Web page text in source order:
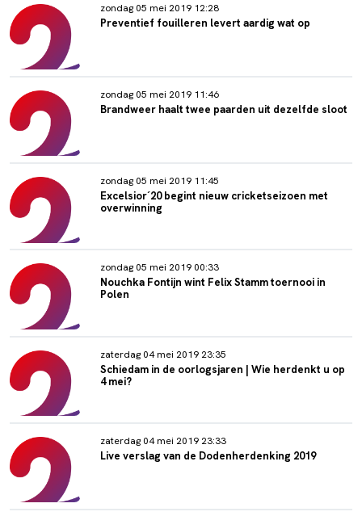
zondag 05 mei 2019 12:28
Preventief fouilleren levert aardig wat op
zondag 05 mei 2019 11:46
Brandweer haalt twee paarden uit dezelfde sloot
zondag 05 mei 2019 11:45
Excelsior´20 begint nieuw cricketseizoen met
overwinning
zondag 05 mei 2019 00:33
Nouchka Fontijn wint Felix Stamm toernooi in
Polen
zaterdag 04 mei 2019 23:35
Schiedam in de oorlogsjaren | Wie herdenkt u op
4 mei?
zaterdag 04 mei 2019 23:33
Live verslag van de Dodenherdenking 2019